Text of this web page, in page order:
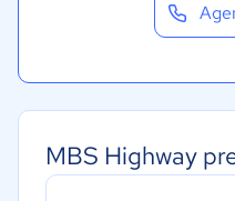
MBS Highway